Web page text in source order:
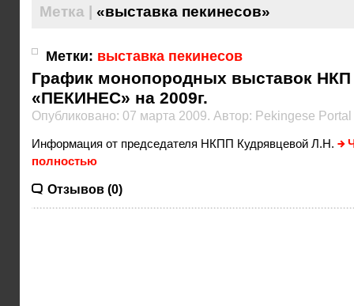
Метка | «выставка пекинесов»
Метки: выставка пекинесов
График монопородных выставок НКП
«ПЕКИНЕС» на 2009г.
Опубликовано: 07 марта 2009. Автор: Pekingese Portal
Информация от председателя НКПП Кудрявцевой Л.Н.
полностью
Отзывов (0)